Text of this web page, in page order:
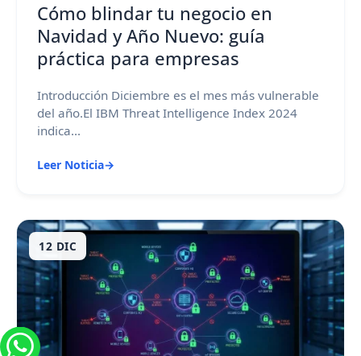
Cómo blindar tu negocio en
Navidad y Año Nuevo: guía
práctica para empresas
Introducción Diciembre es el mes más vulnerable
del año.El IBM Threat Intelligence Index 2024
indica...
Leer Noticia→
12 DIC